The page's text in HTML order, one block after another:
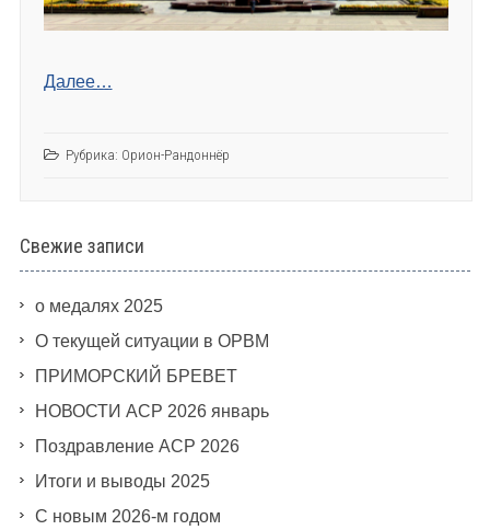
Далее…
Рубрика: Орион-Рандоннёр
Свежие записи
о медалях 2025
О текущей ситуации в ОРВМ
ПРИМОРСКИЙ БРЕВЕТ
НОВОСТИ АСР 2026 январь
Поздравление АСР 2026
Итоги и выводы 2025
С новым 2026-м годом